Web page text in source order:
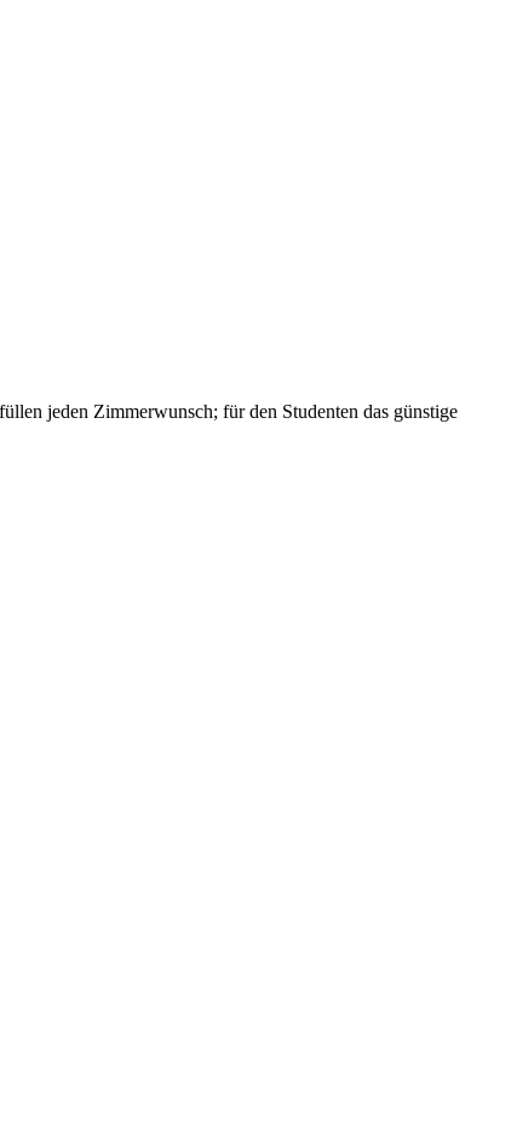
jeden Zimmerwunsch; für den Studenten das günstige